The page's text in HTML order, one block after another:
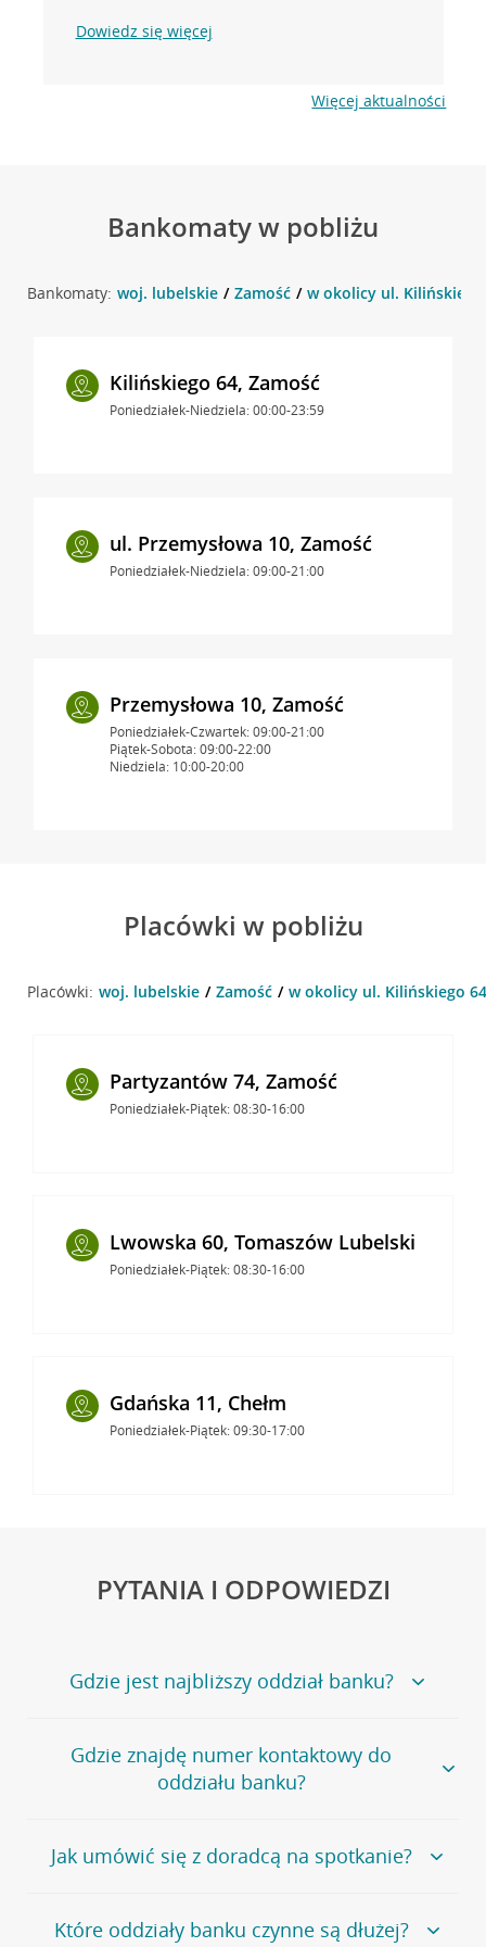
Dowiedz się więcej
Więcej aktualności
Bankomaty w pobliżu
Bankomaty: woj. lubelskie Zamość w okolicy ul. Kilińskiego
Kilińskiego 64, Zamość
Poniedziałek-Niedziela: 00:00-23:59
ul. Przemysłowa 10, Zamość
Poniedziałek-Niedziela: 09:00-21:00
Przemysłowa 10, Zamość
Poniedziałek-Czwartek: 09:00-21:00
Piątek-Sobota: 09:00-22:00
Niedziela: 10:00-20:00
Placówki w pobliżu
Placówki: woj. lubelskie Zamość w okolicy ul. Kilińskiego
Partyzantów 74, Zamość
Poniedziałek-Piątek: 08:30-16:00
Lwowska 60, Tomaszów Lubelski
Poniedziałek-Piątek: 08:30-16:00
Gdańska 11, Chełm
Poniedziałek-Piątek: 09:30-17:00
PYTANIA I ODPOWIEDZI
Gdzie jest najbliższy oddział banku?
Jeśli szukasz oddziału naszego banku, zapraszamy na
stronęPlacówki i bankomaty, na której znajduje się
wygodna wyszukiwarka.
oddziałów
Gdzie znajdę numer kontaktowy do
oddziału banku?
Bank Credit Agricole nie udostępnia ogólnego numeru
telefonu do placówki bankowej.
umówienia się z doradcą w placówce bankowej .
Jak umówić się z doradcą na spotkanie?
Jeśli jesteś już naszym
klientemmożeszsamodzielnieumówić się na spotkanie z
Które oddziały banku czynne są dłużej?